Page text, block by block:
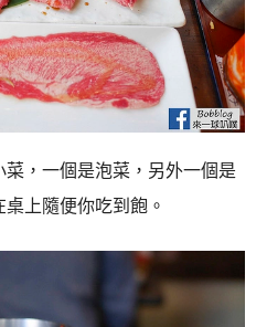
過了，只想嚐嚐味道，所以
沒有額外加點餐點，人多其
肉的份量更多吃起來更滿
許可以考慮點拼盤?
餐，C套餐則是因為太熱門，
一般燒肉，不太推薦點